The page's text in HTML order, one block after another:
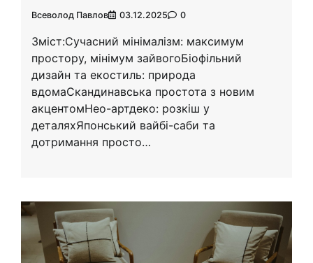
Всеволод Павлов 03.12.2025 0
Зміст:Сучасний мінімалізм: максимум
простору, мінімум зайвогоБіофільний
дизайн та екостиль: природа
вдомаСкандинавська простота з новим
акцентомНео-артдеко: розкіш у
деталяхЯпонський вайбі-саби та
дотримання просто…